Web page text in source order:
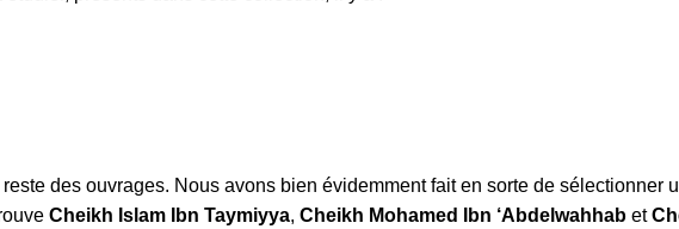
des ouvrages. Nous avons bien évidemment fait en sorte de sélectionner
Cheikh Islam Ibn Taymiyya, Cheikh Mohamed Ibn ‘Abdelwahhab et